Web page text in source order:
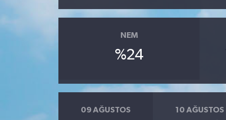
NEM
%24
09 AĞUSTOS 10 AĞUSTOS